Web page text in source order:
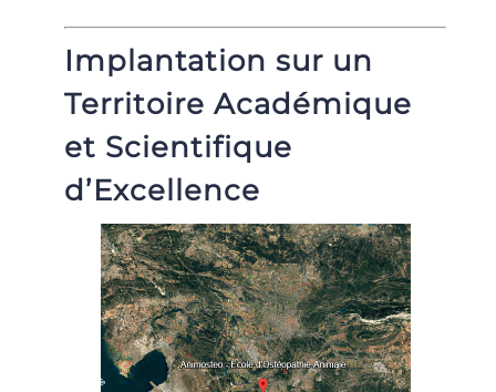
Implantation sur un
Territoire Académique
et Scientifique
d’Excellence